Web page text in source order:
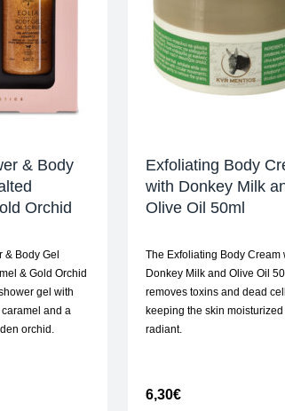
& Body
Orchid
& Body Gel
& Gold Orchid
gel with
and a
orchid.
Exfoliating Body
with Donkey Milk
Olive Oil 50ml
The Exfoliating Body Cream
Donkey Milk and Olive Oil
removes toxins and dead
keeping the skin moisturized
radiant.
6,30€